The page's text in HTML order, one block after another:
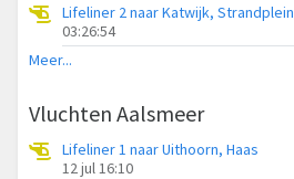
Lifeliner 2 naar Katwijk, Strandplein
03:26:54
Meer...
Vluchten Aalsmeer
Lifeliner 1 naar Uithoorn, Haas
12 jul 16:10